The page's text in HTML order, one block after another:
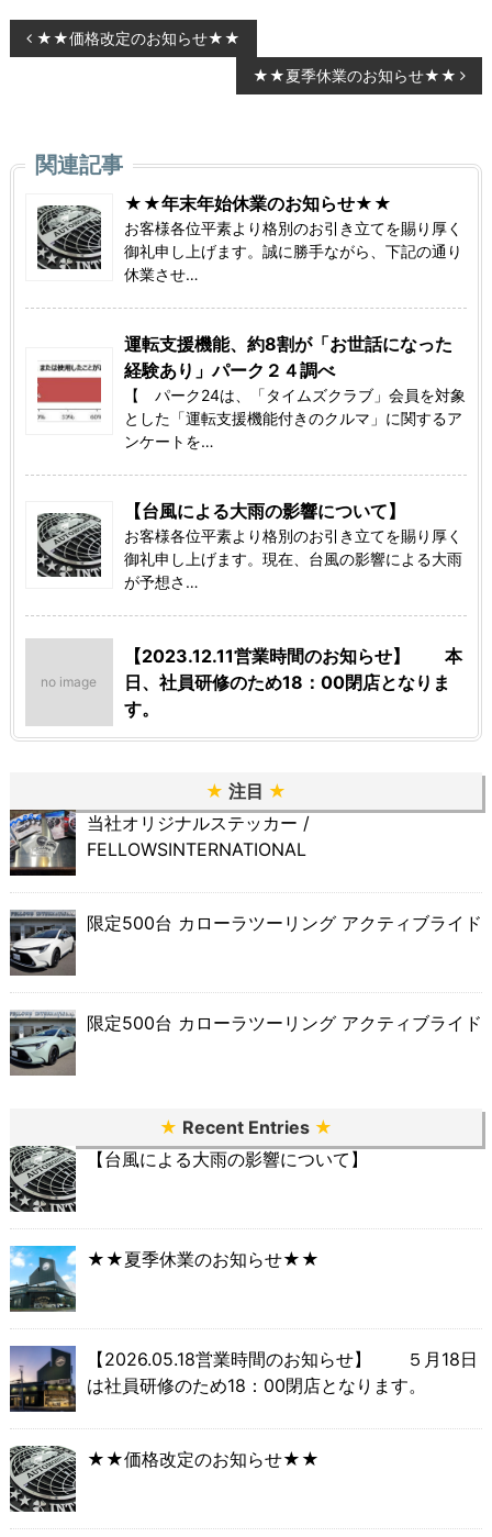
投
ビ
★★価格改定のお知らせ★★
★★夏季休業のお知らせ★★
関連記事
★★年末年始休業のお知らせ★★
お客様各位平素より格別のお引き立てを賜り厚く
御礼申し上げます。誠に勝手ながら、下記の通り
休業させ…
運転支援機能、約8割が「お世話になった
経験あり」パーク２４調べ
【 パーク24は、「タイムズクラブ」会員を対象
とした「運転支援機能付きのクルマ」に関するア
ンケートを…
【台風による大雨の影響について】
お客様各位平素より格別のお引き立てを賜り厚く
御礼申し上げます。現在、台風の影響による大雨
が予想さ…
no image
【2023.12.11営業時間のお知らせ】 本
日、社員研修のため18：00閉店となりま
す。
★ 注目 ★
当社オリジナルステッカー /
FELLOWSINTERNATIONAL
限定500台 カローラツーリング アクティブライド
限定500台 カローラツーリング アクティブライド
★ Recent Entries ★
【台風による大雨の影響について】
★★夏季休業のお知らせ★★
【2026.05.18営業時間のお知らせ】 ５月18日
は社員研修のため18：00閉店となります。
★★価格改定のお知らせ★★